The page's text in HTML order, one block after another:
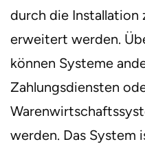
durch die Installation
erweitert werden.
können Systeme
Zahlungsdiensten
werden. Das System